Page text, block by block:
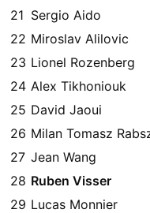
21 Sergio Aido
22 Miroslav Alilovic
23 Lionel Rozenberg
24 Alex Tikhoniouk
25 David Jaoui
26 Milan Tomasz
27 Jean Wang
28 Ruben Visser
29 Lucas Monnier